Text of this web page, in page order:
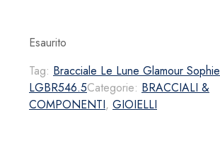
Esaurito
Tag: Bracciale Le Lune Glamour Sophie
LGBR546.5Categorie: BRACCIALI &
COMPONENTI, GIOIELLI